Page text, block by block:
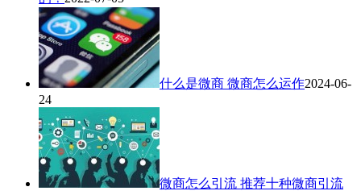
什么是微商 微商怎么运作2024-06-
24
微商怎么引流 推荐十种微商引流